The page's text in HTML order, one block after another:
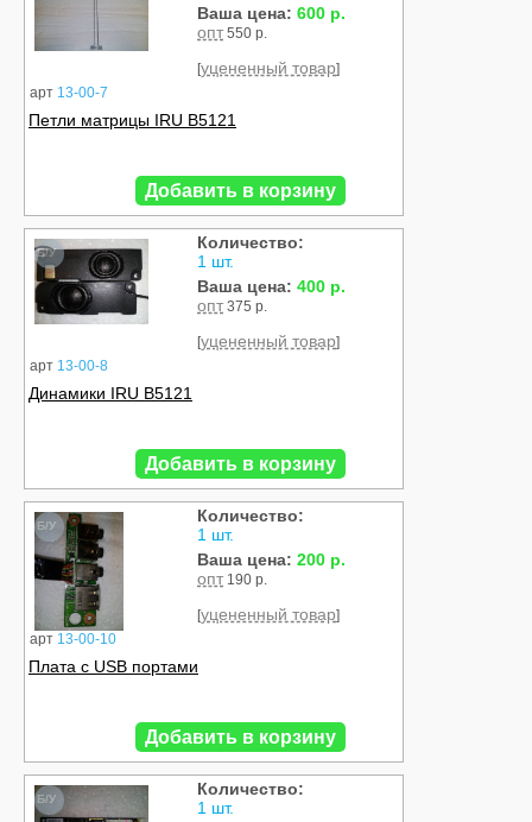
арт 13-00-7
Ваша цена: 600 р.
опт 550 р.
[уцененный товар]
Петли матрицы IRU B5121
Добавить в корзину
Б/У
арт 13-00-8
Количество:
1 шт.
Ваша цена: 400 р.
опт 375 р.
[уцененный товар]
Динамики IRU B5121
Добавить в корзину
Б/У
арт 13-00-10
Количество:
1 шт.
Ваша цена: 200 р.
опт 190 р.
[уцененный товар]
Плата с USB портами
Добавить в корзину
Б/У
Количество:
1 шт.